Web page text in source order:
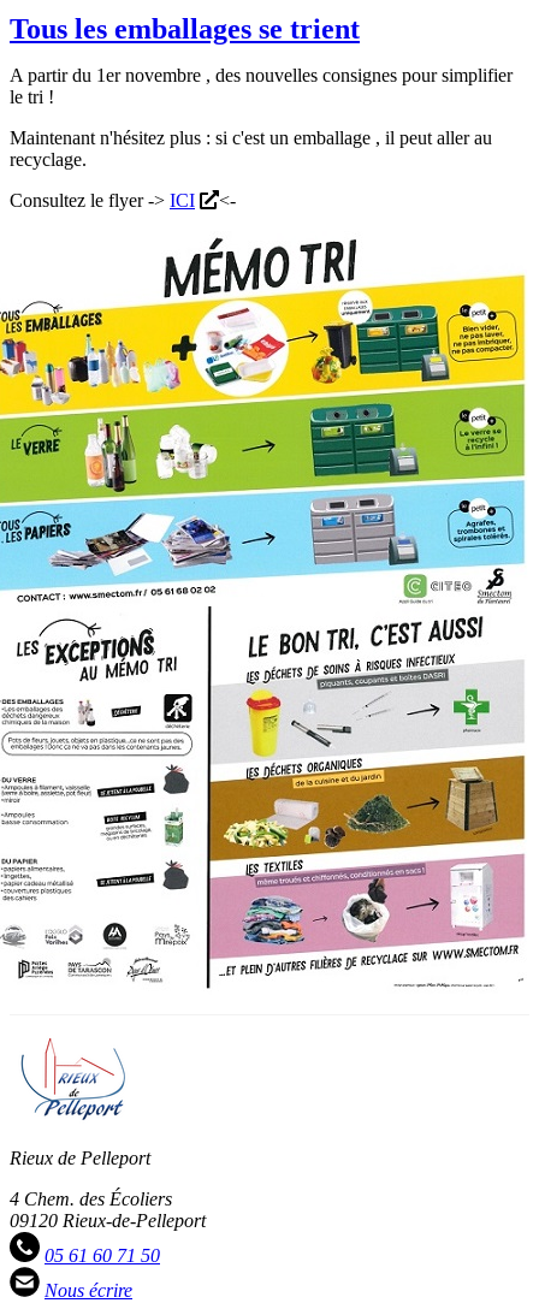
Tous les emballages se trient
A partir du 1er novembre , des nouvelles consignes pour simplifier
le tri !
Maintenant n'hésitez plus : si c'est un emballage , il peut aller au
recyclage.
Consultez le flyer -> ICI <-
Rieux de Pelleport
4 Chem. des Écoliers
09120 Rieux-de-Pelleport
05 61 60 71 50
Nous écrire